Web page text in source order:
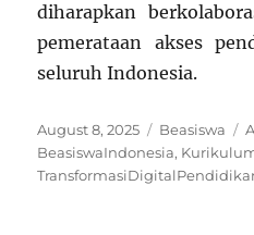
diharapkan
pemerataan akses
seluruh Indonesia.
Posted
on
August 8, 2025 Categories
Beasiswa
BeasiswaIndonesia,